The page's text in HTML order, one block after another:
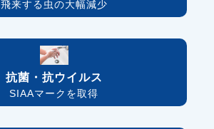
飛来する虫の大幅減少
抗菌・抗ウイルス
SIAAマークを取得